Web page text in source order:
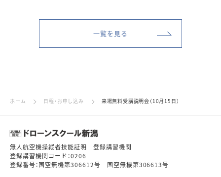
一覧を見る
ホーム 日程・お申し込み 来場無料受講説明会（10月15日）
無人航空機操縦者技能証明 登録講習機関
登録講習機関コード：0206
登録番号：国空無機第306612号 国空無機第306613号